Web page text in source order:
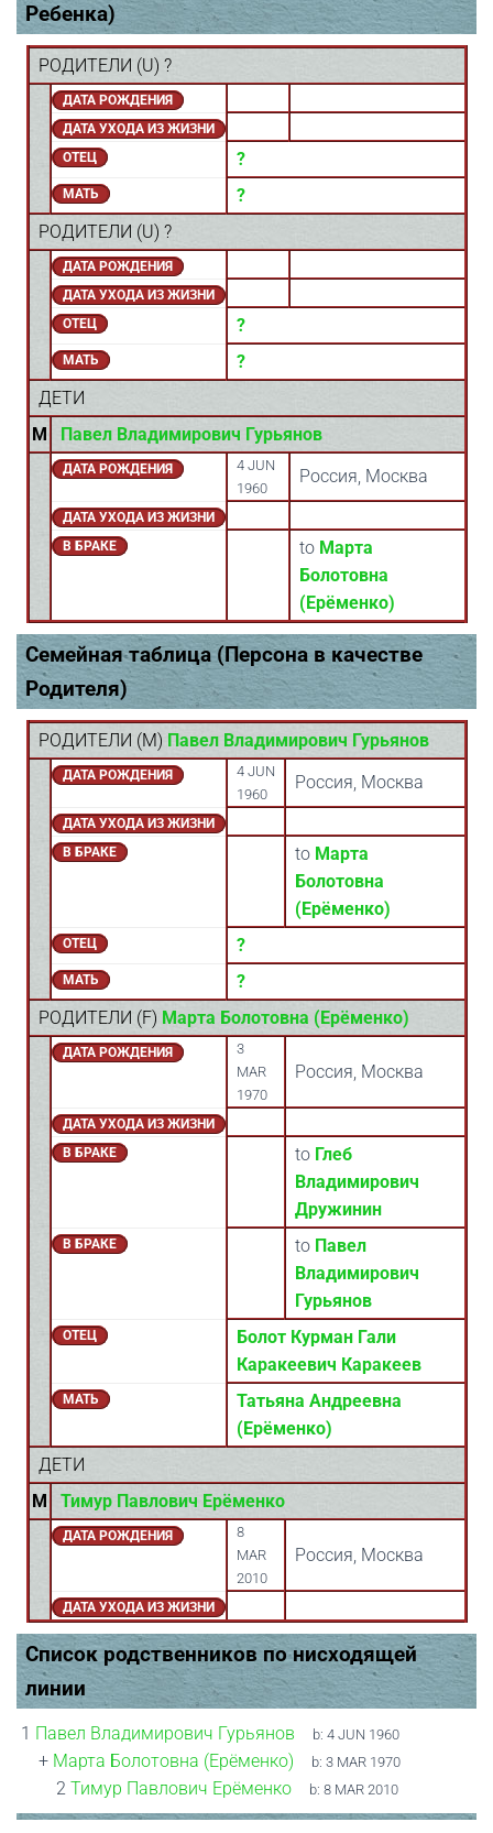
Ребенка)
РОДИТЕЛИ (U) ?
ДАТА РОЖДЕНИЯ
ДАТА УХОДА ИЗ ЖИЗНИ
ОТЕЦ
?
МАТЬ
?
РОДИТЕЛИ (U) ?
ДАТА РОЖДЕНИЯ
ДАТА УХОДА ИЗ ЖИЗНИ
ОТЕЦ
?
МАТЬ
?
ДЕТИ
M
Павел Владимирович Гурьянов
ДАТА РОЖДЕНИЯ
4 JUN
1960
Россия, Москва
ДАТА УХОДА ИЗ ЖИЗНИ
В БРАКЕ
to Марта
Болотовна
(Ерёменко)
Семейная таблица (Персона в качестве
Родителя)
РОДИТЕЛИ (M) Павел Владимирович Гурьянов
ДАТА РОЖДЕНИЯ
4 JUN
1960
Россия, Москва
ДАТА УХОДА ИЗ ЖИЗНИ
В БРАКЕ
to Марта
Болотовна
(Ерёменко)
ОТЕЦ ?
МАТЬ
?
РОДИТЕЛИ (F) Марта Болотовна (Ерёменко)
ДАТА РОЖДЕНИЯ
3
MAR
1970
Россия, Москва
ДАТА УХОДА ИЗ ЖИЗНИ
В БРАКЕ
to Глеб
Владимирович
Дружинин
В БРАКЕ to Павел
Владимирович
Гурьянов
ОТЕЦ
Болот Курман Гали
Каракеевич Каракеев
МАТЬ
Татьяна Андреевна
(Ерёменко)
ДЕТИ
M
Тимур Павлович Ерёменко
ДАТА РОЖДЕНИЯ
8
MAR
2010
Россия, Москва
ДАТА УХОДА ИЗ ЖИЗНИ
Список родственников по нисходящей
линии
1 Павел Владимирович Гурьянов b:4 JUN 1960
+ Марта Болотовна (Ерёменко) b:3 MAR 1970
2 Тимур Павлович Ерёменко b:8 MAR 2010